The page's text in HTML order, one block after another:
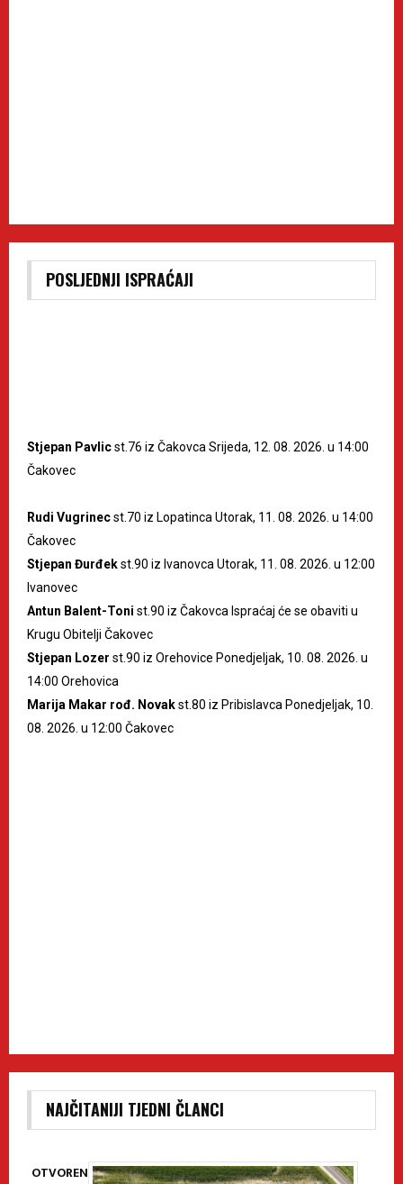
POSLJEDNJI ISPRAĆAJI
Stjepan Pavlicst.76 iz Čakovca Srijeda, 12. 08. 2026. u 14:00
Čakovec
Rudi Vugrinecst.70 iz Lopatinca Utorak, 11. 08. 2026. u 14:00
Čakovec
Stjepan Đurđekst.90 iz Ivanovca Utorak, 11. 08. 2026. u 12:00
Ivanovec
Antun Balent-Toni st.90 iz Čakovca Ispraćaj će se obaviti u
Krugu Obitelji Čakovec
Stjepan Lozer st.90 iz Orehovice Ponedjeljak, 10. 08. 2026. u
14:00 Orehovica
Marija Makar rođ. Novakst.80 iz Pribislavca Ponedjeljak, 10.
08. 2026. u 12:00 Čakovec
NAJČITANIJI TJEDNI ČLANCI
OTVOREN